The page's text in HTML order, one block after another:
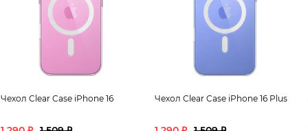
Чехол Clear Case iPhone 16 Чехол Clear Case iPhone 16 Plus